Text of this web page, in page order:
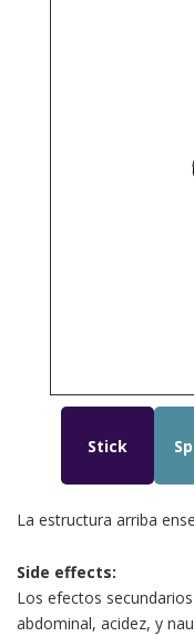
Stick
La estructura arriba
Side effects:
Los efectos
abdominal, acidez, y